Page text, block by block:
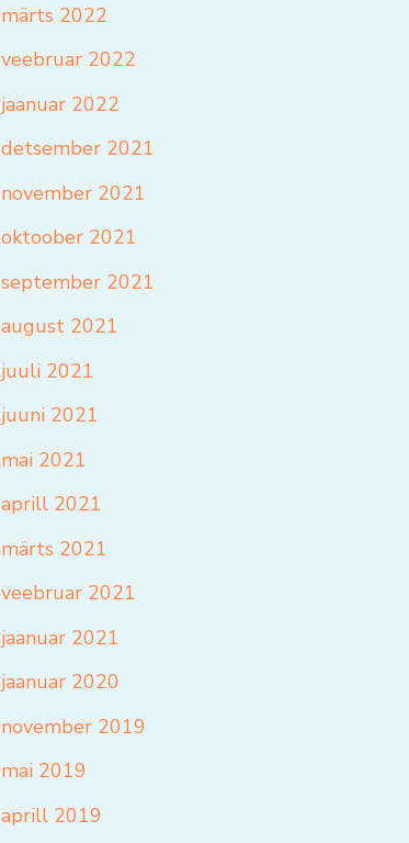
märts 2022
veebruar 2022
jaanuar 2022
detsember 2021
november 2021
oktoober 2021
september 2021
august 2021
juuli 2021
juuni 2021
mai 2021
aprill 2021
märts 2021
veebruar 2021
jaanuar 2021
jaanuar 2020
november 2019
mai 2019
aprill 2019